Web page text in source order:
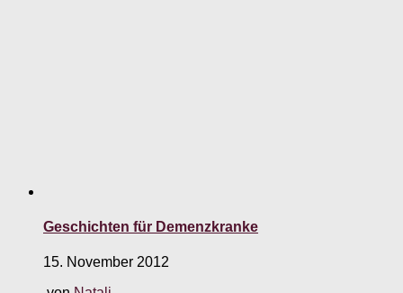
Geschichten für Demenzkranke
15. November 2012